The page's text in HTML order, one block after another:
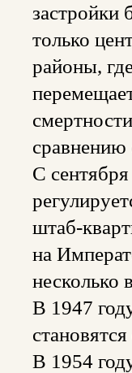
застройки
только
районы,
сравнению
С
штаб-
на
В 1947
В 1954